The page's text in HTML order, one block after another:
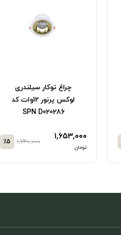
چراغ توکار سیلندری
لوکس پرنور 12وات کد
SPN D020286
۱,۶۵۳,۰۰۰
تومان
۱,۷۴۰,۰۰۰ ٪5